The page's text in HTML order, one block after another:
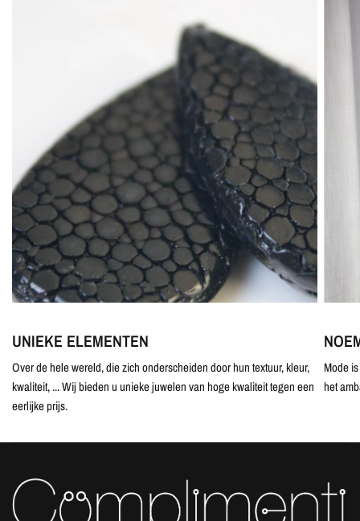
UNIEKE ELEMENTEN
Over de hele wereld, die zich onderscheiden door hun textuur, kleur,
kwaliteit, ... Wij bieden u unieke juwelen van hoge kwaliteit tegen een
eerlijke prijs.
Mode
het